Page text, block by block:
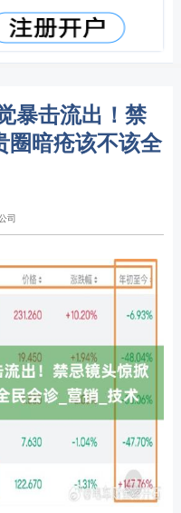
暴击流出！禁
圈暗疮该不该全
司